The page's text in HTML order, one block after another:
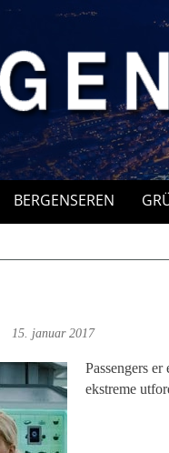
BERGENSEREN
15. januar 2017
Passengers
ekstreme